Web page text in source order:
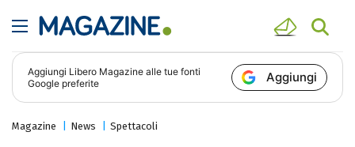
Aggiungi Libero Magazine alle tue fonti
Google preferite
Aggiungi
Magazine News Spettacoli